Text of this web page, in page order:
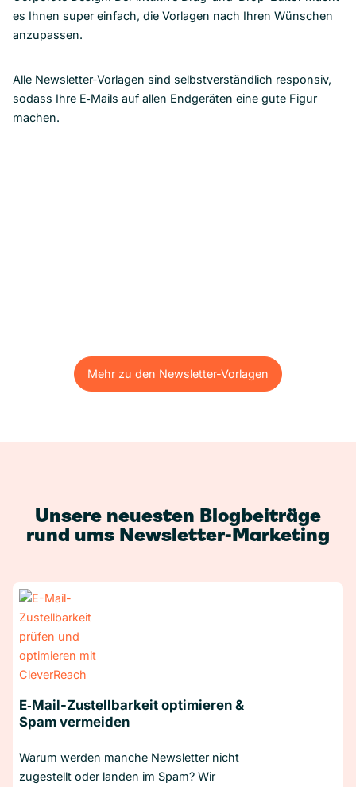
es Ihnen super einfach, die Vorlagen nach Ihren Wünschen
anzupassen.
Alle Newsletter-Vorlagen sind selbstverständlich responsiv,
sodass Ihre E‑Mails auf allen Endgeräten eine gute Figur
machen.
Mehr zu den Newsletter-Vorlagen
Mehr zu den Newsletter-Vorlagen
Unsere neuesten Blogbeiträge
rund ums Newsletter-Marketing
E‑Mail-Zustellbarkeit optimieren &
Spam vermeiden
Warum werden manche Newsletter nicht
zugestellt oder landen im Spam? Wir